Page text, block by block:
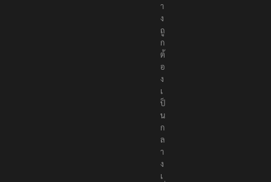
า
ง
ถู
ก
ต้
อ
ง
เ
ป็
น
ก
ล
า
ง
เ